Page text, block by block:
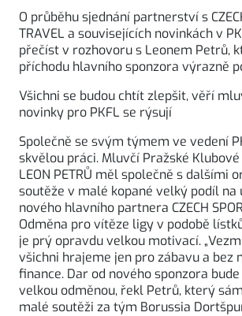
O průběhu sjednání partnerství s
TRAVEL a souvisejících novinkách v
přečíst v rozhovoru s Leonem Petrů,
příchodu hlavního sponzora výrazně
Všichni se budou chtít zlepšit, věří
novinky pro PKFL se rýsují
Společně se svým týmem ve vedení
skvělou práci. Mluvčí Pražské
LEON PETRŮ měl společně s dalšími
soutěže v malé kopané velký podíl na
nového hlavního partnera CZECH
Odměna pro vítěze ligy v podobě
je prý opravdu velkou motivací.
všichni hrajeme jen pro zábavu a bez
finance. Dar od nového sponzora
velkou odměnou, řekl Petrů, který
malé soutěži za tým Borussia